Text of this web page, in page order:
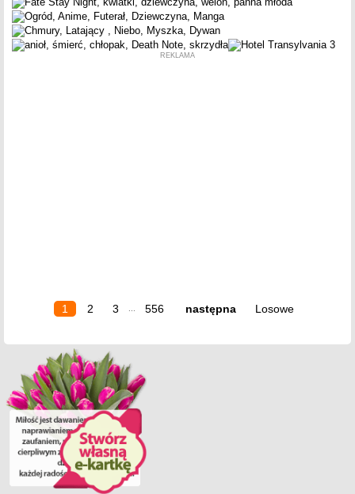
REKLAMA
1 2 3 556 następna Losowe